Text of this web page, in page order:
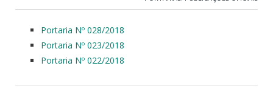
Portaria Nº 028/2018
Portaria Nº 023/2018
Portaria Nº 022/2018